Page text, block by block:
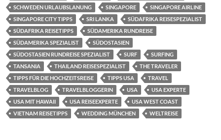
SCHWEDEN URLAUBSLANUNG
SINGAPORE
SINGAPORE AIRLINE
SINGAPORE CITY TIPPS
SRI LANKA
SÜDAFRIKA REISESPEZIALIST
SÜDAFRIKA REISETIPPS
SÜDAMERIKA RUNDREISE
SÜDAMERIKA SPEZIALIST
SÜDOSTASIEN
SÜDOSTASIEN RUNDREISE SPEZIALIST
SURF
SURFING
TANSANIA
THAILAND REISESPEZIALIST
THE TRAVELER
TIPPS FÜR DIE HOCHZEITSREISE
TIPPS USA
TRAVEL
TRAVELBLOG
TRAVELBLOGGERIN USA
USA EXPERTE
USA MIT HAWAII
USA REISEEXPERTE
USA WEST COAST
VIETNAM REISETIPPS
WEDDING MÜNCHEN WELTREISE